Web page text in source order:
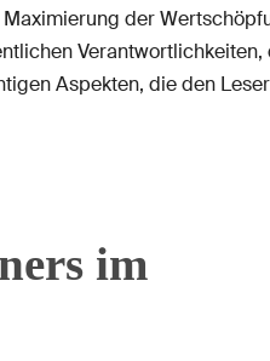
der
Aspekten, die den